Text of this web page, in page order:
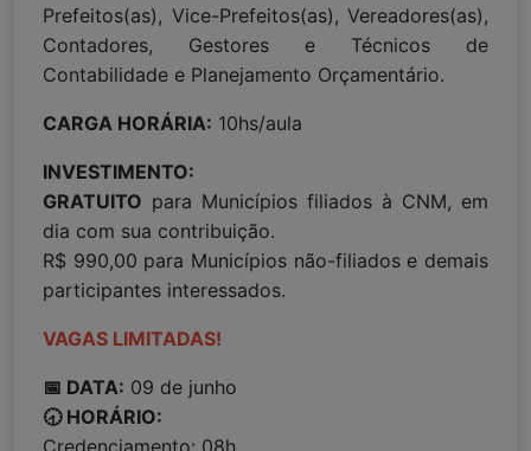
Prefeitos(as), Vice-Prefeitos(as), Vereadores(as),
Contadores, Gestores e Técnicos de
Contabilidade e Planejamento Orçamentário.
CARGA HORÁRIA: 10hs/aula
INVESTIMENTO:
GRATUITO para Municípios filiados à CNM, em
dia com sua contribuição.
R$ 990,00 para Municípios não-filiados e demais
participantes interessados.
VAGAS LIMITADAS!
📅 DATA: 09 de junho
🕣 HORÁRIO: